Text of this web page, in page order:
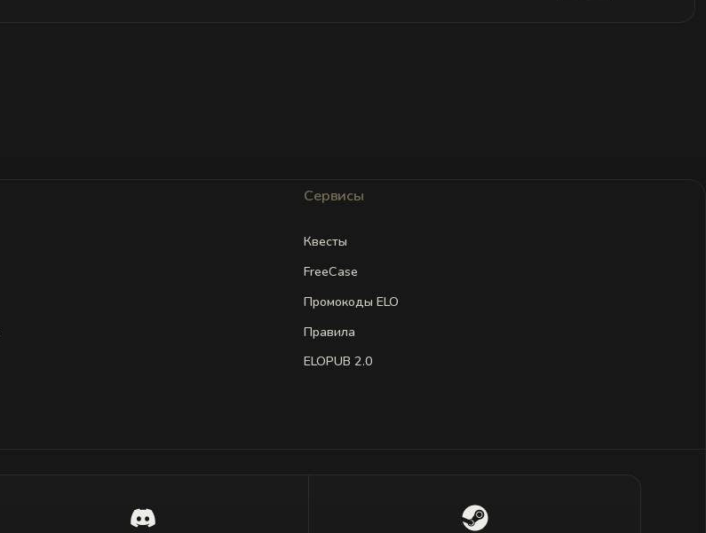
Сервисы
Квесты
FreeCase
Промокоды ELO
Правила
ELOPUB 2.0